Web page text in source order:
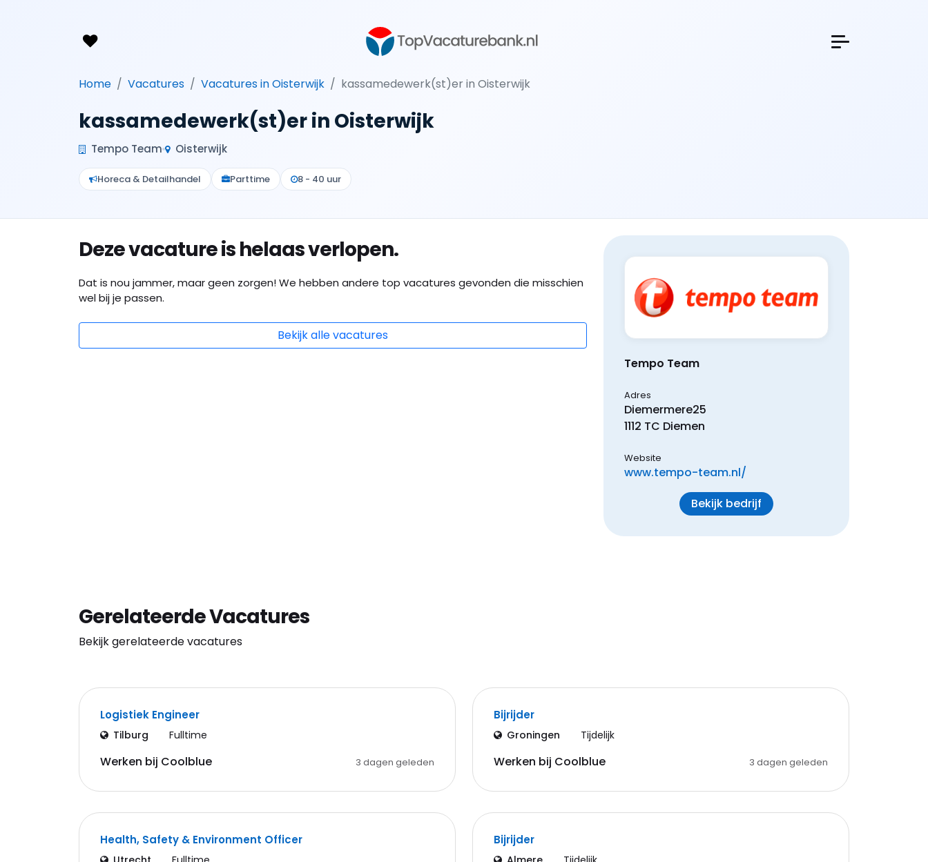
Home Vacatures Vacatures in Oisterwijk kassamedewerk(st)er in Oisterwijk
kassamedewerk(st)er in Oisterwijk
Tempo Team Oisterwijk
Horeca & Detailhandel Parttime 8 - 40 uur
Deze vacature is helaas verlopen.
Dat is nou jammer, maar geen zorgen! We hebben andere top vacatures gevonden die misschien
wel bij je passen.
Bekijk alle vacatures
Tempo Team
Adres
Diemermere25
1112 TC Diemen
Website
www.tempo-team.nl/
Bekijk bedrijf
Gerelateerde Vacatures
Bekijk gerelateerde vacatures
Logistiek Engineer
Tilburg Fulltime
Werken bij Coolblue 3 dagen geleden
Bijrijder
Groningen Tijdelijk
Werken bij Coolblue 3 dagen geleden
Health, Safety & Environment Officer Bijrijder